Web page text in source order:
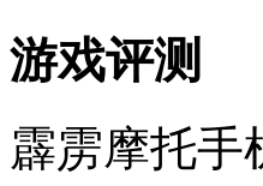
游戏评测
霹雳摩托手